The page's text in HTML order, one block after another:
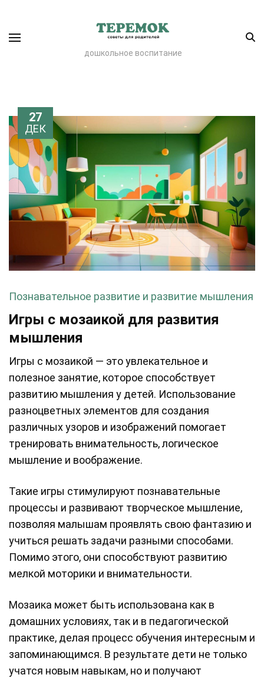
дошкольное воспитание
27
ДЕК
Познавательное развитие и развитие мышления
Игры с мозаикой для развития
мышления
Игры с мозаикой — это увлекательное и
полезное занятие, которое способствует
развитию мышления у детей. Использование
разноцветных элементов для создания
различных узоров и изображений помогает
тренировать внимательность, логическое
мышление и воображение.
Такие игры стимулируют познавательные
процессы и развивают творческое мышление,
позволяя малышам проявлять свою фантазию и
учиться решать задачи разными способами.
Помимо этого, они способствуют развитию
мелкой моторики и внимательности.
Мозаика может быть использована как в
домашних условиях, так и в педагогической
практике, делая процесс обучения интересным и
запоминающимся. В результате дети не только
учатся новым навыкам, но и получают